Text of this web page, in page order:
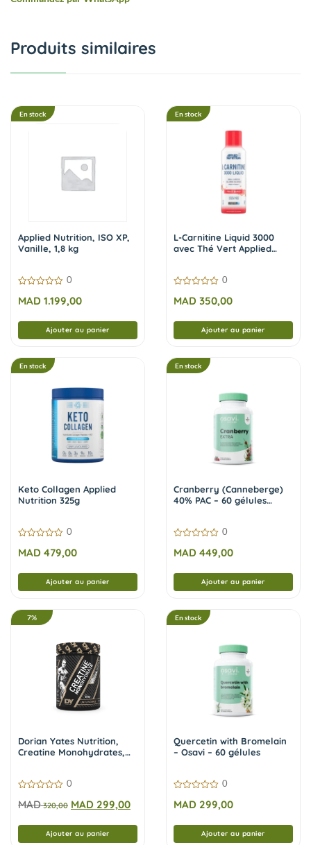
Produits similaires
En stock
Applied Nutrition, ISO XP,
Vanille, 1,8 kg
sur
0
MAD 1.199,00
Ajouter au panier
En stock
L-Carnitine Liquid 3000
avec Thé Vert Applied
sur
0
MAD 350,00
Ajouter au panier
En stock
Keto Collagen Applied
Nutrition 325g
sur
0
MAD 479,00
Ajouter au panier
En stock
Cranberry (Canneberge)
40% PAC – 60 gélules
sur
0
MAD 449,00
Ajouter au panier
7%
Dorian Yates Nutrition,
Creatine Monohydrates,
sur
0
MAD320,00 MAD 299,00
Ajouter au panier
En stock
Quercetin with Bromelain
– Osavi – 60 gélules
sur
0
MAD 299,00
Ajouter au panier